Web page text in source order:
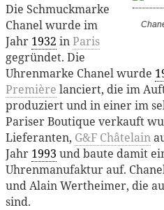
Die Schmuckmarke
Chanel wurde im
Jahr 1932 inParis
gegründet. Die
Uhrenmarke Chanel wurde
Première lanciert, die im
produziert und in einer im
Pariser Boutique verkauft
Lieferanten, G&F Châtelain
Jahr 1993 und baute damit
Uhrenmanufaktur auf.
und Alain Wertheimer, die
sind.